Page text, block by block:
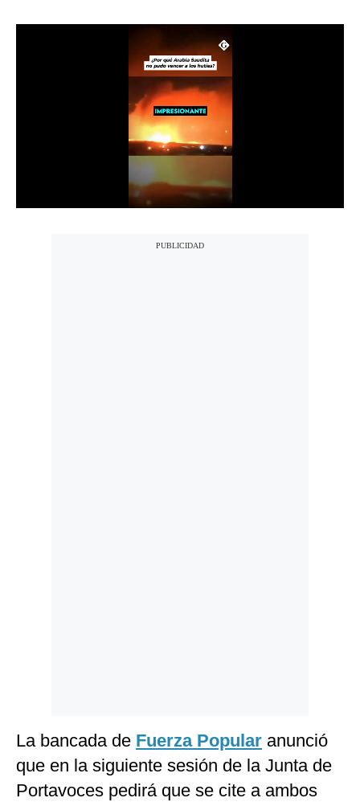
España
La bancada de Fuerza Popular anunció
que en la siguiente sesión de la Junta de
Portavoces pedirá que se cite a ambos